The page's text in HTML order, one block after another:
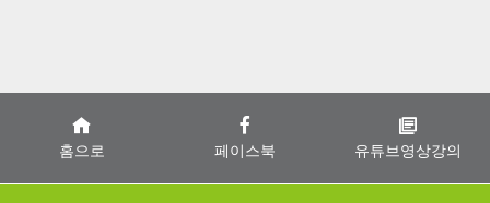
홈으로 페이스북 유튜브영상강의